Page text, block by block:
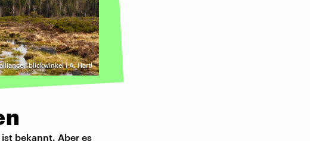
I blickwinkel I A. Hartl
bekannt. Aber es